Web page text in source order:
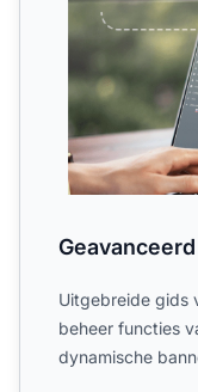
Uitgebreide gids
beheer functies
dynamische